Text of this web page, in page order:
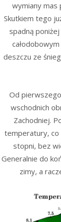
wymiany mas
Skutkiem tego
spadną
deszczu ze
Od
wschodnich
Zachodniej.
temperatury, co
stopni, bez
Generalnie do
zimy, a